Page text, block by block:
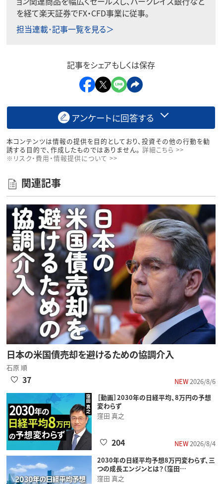
を経て楽天証券でFX・CFD事業に従事。
担当連載･記事一覧を見る＞
記事をシェアもしくは保存
アンケートに回答する
本コンテンツは情報の提供を目的としており、投資その他の行動を勧
誘する目的で、作成したものではありません。 詳細こちら >>
※リスク・費用・情報提供について >>
関連記事
日本の米国債売却を避けるための協調介入
石原 順
NEW2026/8/6
37
［動画］2030年の日経平均、8万円の予想
変わらず
窪田 真之
NEW2026/8/4
204
2030年の日経平均予想8万円変わらず、三
つの成長エンジンとは？（窪田…
窪田 真之